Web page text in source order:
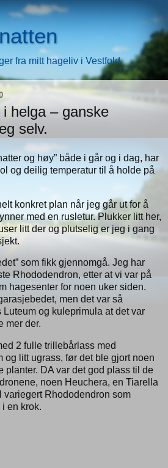
fra mitt hageliv i Vestfold
helga – ganske
selv.
og høy” både i går og i dag, har
og deilig temperatur til å holde på
konkret plan når jeg går ut for å
med en rusletur. Plukker litt her,
litt der og plutselig er jeg i gang
som fikk gjennomgå. Jeg har
Rhododendron, etter at vi var på
hagesenter for noen uker siden.
men det var så
og kuleprimula at det var
mer der.
2 fulle trillebårlass med
og litt ugrass, før det ble gjort noen
planter. DA var det god plass til de
noen Heuchera, en Tiarella
variegert Rhododendron som
en krok.